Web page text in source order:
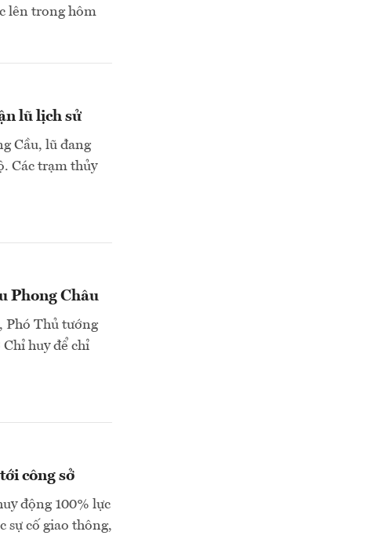
lên trong hôm
lũ lịch sử
Cầu, lũ đang
Các trạm thủy
Phong Châu
Phó Thủ tướng
huy để chỉ
công sở
động 100% lực
sự cố giao thông,